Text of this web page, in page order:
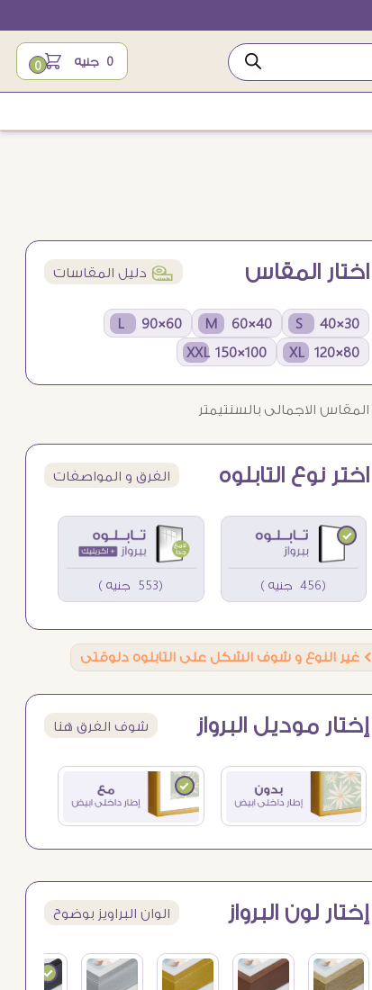
0 جنيه 0
اختار المقاس í دليل المقاسات
30×40 S
40×60 M
60×90 L
80×120 XL
100×150 XXL
المقاس الاجمالى بالسنتيمتر
اختر نوع التابلوه الفرق و المواصفات
(456 جنيه ) (553 جنيه )
Ö غير النوع و شوف الشكل على التابلوه دلوقتى
إختار موديل البرواز شوف الفرق هنا
إختار لون البرواز الوان البراويز بوضوح